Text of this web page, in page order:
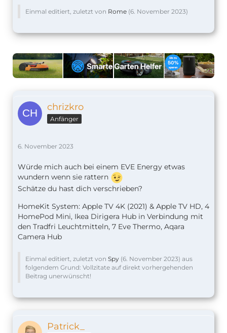
Einmal editiert, zuletzt von Rome (6. November 2023)
chrizkro
Anfänger
6. November 2023
Würde mich auch bei einem EVE Energy etwas
wundern wenn sie rattern
Schätze du hast dich verschrieben?
HomeKit System: Apple TV 4K (2021) & Apple TV HD, 4
HomePod Mini, Ikea Dirigera Hub in Verbindung mit
den Tradfri Leuchtmitteln, 7 Eve Thermo, Aqara
Camera Hub
Einmal editiert, zuletzt von Spy (6. November 2023) aus
folgendem Grund: Vollzitate auf direkt vorhergehenden
Beitrag unerwünscht!
Patrick_